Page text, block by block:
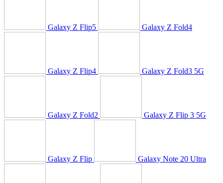
Galaxy Z Flip5 Galaxy Z Fold4
Galaxy Z Flip4 Galaxy Z Fold3 5G
Galaxy Z Fold2 Galaxy Z Flip 3 5G
Galaxy Z Flip Galaxy Note 20 Ultra